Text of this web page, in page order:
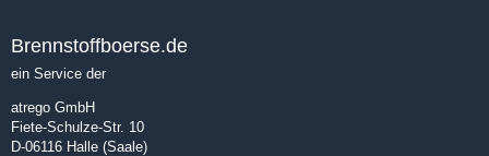
Brennstoffboerse.de
ein Service der
atrego GmbH
Fiete-Schulze-Str. 10
D-06116 Halle (Saale)